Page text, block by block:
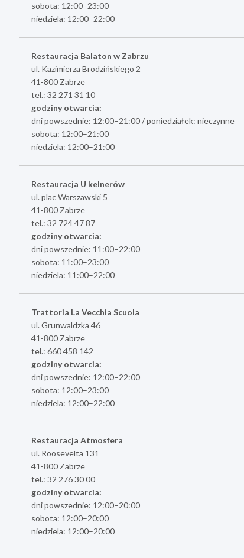
sobota: 12:00–23:00
niedziela: 12:00–22:00
Restauracja Balaton w Zabrzu
ul. Kazimierza Brodzińskiego 2
41-800 Zabrze
tel.: 32 271 31 10
godziny otwarcia:
dni powszednie: 12:00–21:00 / poniedziałek: nieczynne
sobota: 12:00–21:00
niedziela: 12:00–21:00
Restauracja U kelnerów
ul. plac Warszawski 5
41-800 Zabrze
tel.: 32 724 47 87
godziny otwarcia:
dni powszednie: 11:00–22:00
sobota: 11:00–23:00
niedziela: 11:00–22:00
Trattoria La Vecchia Scuola
ul. Grunwaldzka 46
41-800 Zabrze
tel.: 660 458 142
godziny otwarcia:
dni powszednie: 12:00–22:00
sobota: 12:00–23:00
niedziela: 12:00–22:00
Restauracja Atmosfera
ul. Roosevelta 131
41-800 Zabrze
tel.: 32 276 30 00
godziny otwarcia:
dni powszednie: 12:00–20:00
sobota: 12:00–20:00
niedziela: 12:00–20:00